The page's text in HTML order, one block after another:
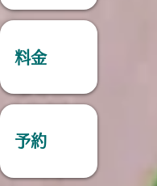
料金
予約